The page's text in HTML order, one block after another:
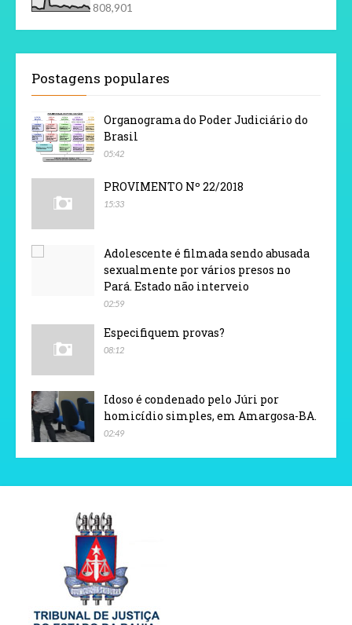
808,901
Postagens populares
Organograma do Poder Judiciário do
Brasil
05:42
PROVIMENTO Nº 22/2018
15:33
Adolescente é filmada sendo abusada
sexualmente por vários presos no
Pará. Estado não interveio
02:59
Especifiquem provas?
08:12
Idoso é condenado pelo Júri por
homicídio simples, em Amargosa-BA.
02:49